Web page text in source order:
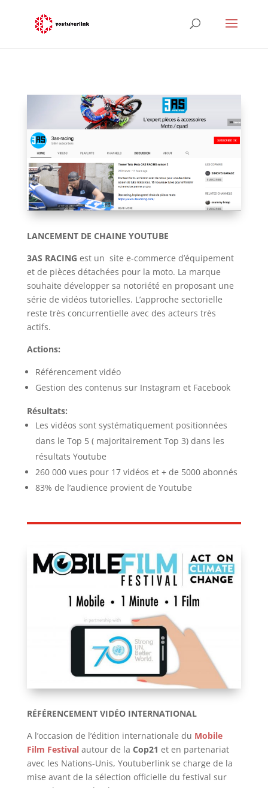
LANCEMENT DE CHAINE YOUTUBE
3AS RACING est un site e-commerce d’équipement
et de pièces détachées pour la moto. La marque
souhaite développer sa notoriété en proposant une
série de vidéos tutorielles. L’approche sectorielle
reste très concurrentielle avec des acteurs très
actifs.
Actions:
Référencement vidéo
Gestion des contenus sur Instagram et Facebook
Résultats:
Les vidéos sont systématiquement positionnées
dans le Top 5 ( majoritairement Top 3) dans les
résultats Youtube
260 000 vues pour 17 vidéos et + de 5000 abonnés
83% de l’audience provient de Youtube
RÉFÉRENCEMENT VIDÉO INTERNATIONAL
A l’occasion de l’édition internationale du Mobile
Film Festivalautour de la Cop21 et en partenariat
avec les Nations-Unis, Youtuberlink se charge de la
mise avant de la sélection officielle du festival sur